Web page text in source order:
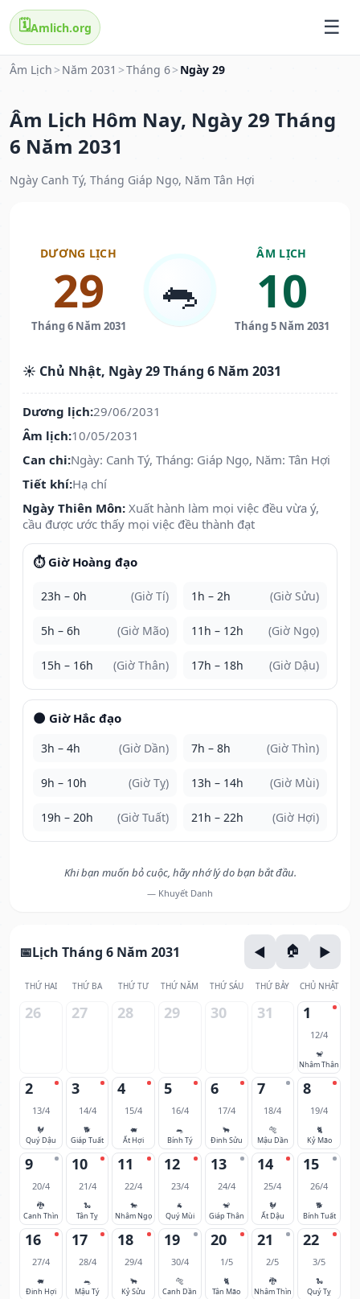
🗓️Amlich.org
Âm Lịch > Năm 2031 >Tháng 6> Ngày 29
Âm Lịch Hôm Nay, Ngày 29 Tháng
6 Năm 2031
Ngày Canh Tý, Tháng Giáp Ngọ, Năm Tân Hợi
DƯƠNG LỊCH
29
Tháng 6 Năm 2031
🐀
ÂM LỊCH
10
Tháng 5 Năm 2031
☀️ Chủ Nhật, Ngày 29 Tháng 6 Năm 2031
Dương lịch:29/06/2031
Âm lịch:10/05/2031
Can chi:Ngày: Canh Tý, Tháng: Giáp Ngọ, Năm: Tân Hợi
Tiết khí:Hạ chí
Ngày Thiên Môn: Xuất hành làm mọi việc đều vừa ý,
cầu được ước thấy mọi việc đều thành đạt
⏱️ Giờ Hoàng đạo
23h – 0h (Giờ Tí) 1h – 2h (Giờ Sửu)
5h – 6h (Giờ Mão) 11h – 12h (Giờ Ngọ)
15h – 16h (Giờ Thân) 17h – 18h (Giờ Dậu)
🌑 Giờ Hắc đạo
3h – 4h (Giờ Dần) 7h – 8h (Giờ Thìn)
9h – 10h (Giờ Tỵ) 13h – 14h (Giờ Mùi)
19h – 20h (Giờ Tuất) 21h – 22h (Giờ Hợi)
Khi bạn muốn bỏ cuộc, hãy nhớ lý do bạn bắt đầu.
— Khuyết Danh
Lịch Tháng 6 Năm 2031
THỨ HAI THỨ BA THỨ TƯ THỨ NĂM THỨ SÁU THỨ BẢY CHỦ NHẬT
26 27 28 29 30 31 1
12/4
🐒
Nhâm Thân
2
13/4
🐓
Quý Dậu
3
14/4
🐕
Giáp Tuất
4
15/4
🐖
Ất Hợi
5
16/4
🐀
Bính Tý
6
17/4
🐂
Đinh Sửu
7
18/4
🐅
Mậu Dần
8
19/4
🐈
Kỷ Mão
9
20/4
🐉
Canh Thìn
10
21/4
🐍
Tân Tỵ
11
22/4
🐎
Nhâm Ngọ
12
23/4
🐐
Quý Mùi
13
24/4
🐒
Giáp Thân
14
25/4
🐓
Ất Dậu
15
26/4
🐕
Bính Tuất
16
27/4
🐖
Đinh Hợi
17
28/4
🐀
Mậu Tý
18
29/4
🐂
Kỷ Sửu
19
30/4
🐅
Canh Dần
20
1/5
🐈
Tân Mão
21
2/5
🐉
Nhâm Thìn
22
3/5
🐍
Quý Tỵ